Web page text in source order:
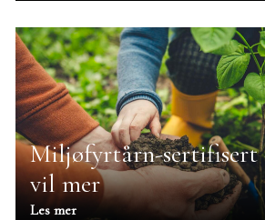
Miljøfyrtårn-
vil mer
Les mer